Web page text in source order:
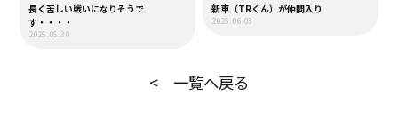
長く苦しい戦いになりそうで
す・・・・
2025.05.30
新車（TRくん）が仲間入り
2025.06.03
< 一覧へ戻る